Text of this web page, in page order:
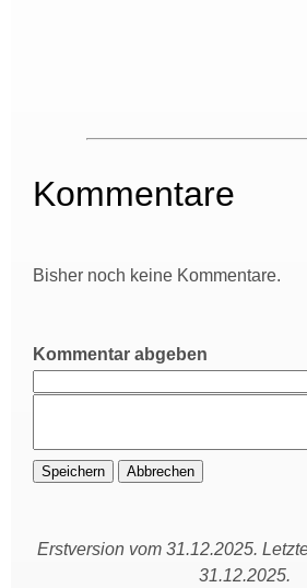
Kommentare
Bisher noch keine Kommentare.
Kommentar abgeben
Erstversion vom 31.12.2025.
31.12.2025.